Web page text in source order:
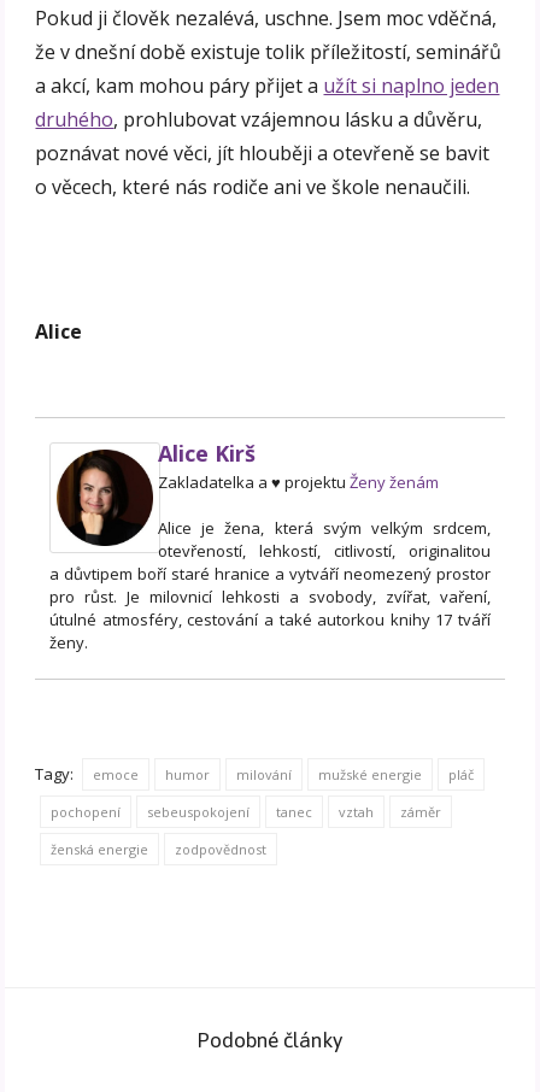
Pokud ji člověk nezalévá, uschne. Jsem moc vděčná,
že v dnešní době existuje tolik příležitostí, seminářů
a akcí, kam mohou páry přijet a užít si naplno jeden
druhého, prohlubovat vzájemnou lásku a důvěru,
poznávat nové věci, jít hlouběji a otevřeně se bavit
o věcech, které nás rodiče ani ve škole nenaučili.
Alice
Alice Kirš
Zakladatelka a ♥ projektuŽeny ženám
Alice je žena, která svým velkým srdcem,
otevřeností, lehkostí, citlivostí, originalitou
a důvtipem boří staré hranice a vytváří neomezený prostor
pro růst. Je milovnicí lehkosti a svobody, zvířat, vaření,
útulné atmosféry, cestování a také autorkou knihy 17 tváří
ženy.
Tagy: emoce humor milování mužské energie pláč
pochopení sebeuspokojení tanec vztah záměr
ženská energie zodpovědnost
Podobné články